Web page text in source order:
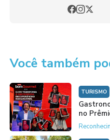
Você também
TURISMO
no